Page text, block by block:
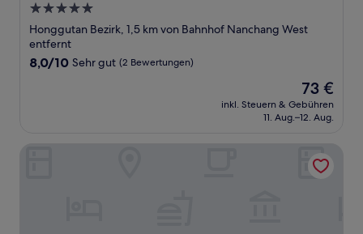
5.0-
Sterne-
Unterkunft
Honggutan Bezirk, 1,5 km von Bahnhof Nanchang West
entfernt
8.0
Bewertungen)
8,0/10 Sehr gut (2 Bewertungen)
Der
Preis
beträgt
73 €
inkl. Steuern & Gebühren
11. Aug.–12. Aug.